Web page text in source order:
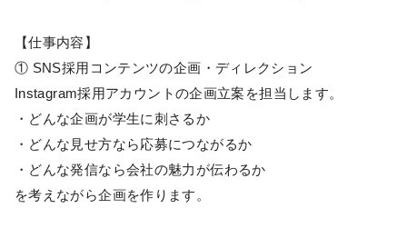
【仕事内容】
① SNS採用コンテンツの企画・ディレクション
Instagram採用アカウントの企画立案を担当します。
・どんな企画が学生に刺さるか
・どんな見せ方なら応募につながるか
・どんな発信なら会社の魅力が伝わるか
を考えながら企画を作ります。